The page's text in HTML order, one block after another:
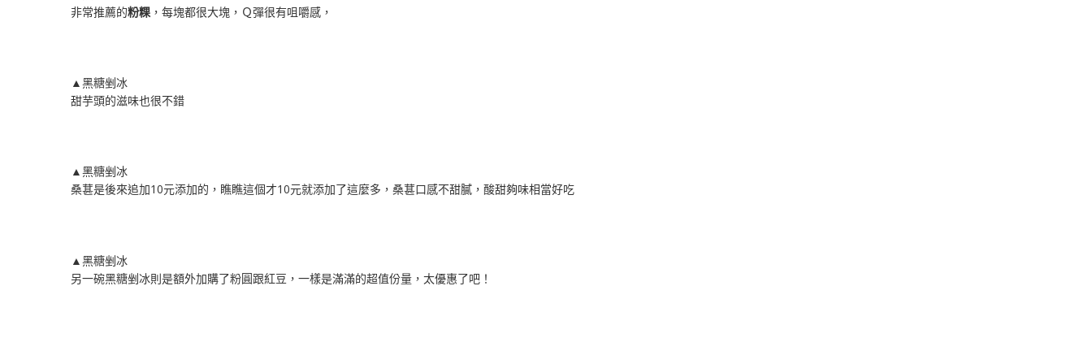
非常推薦的粉粿 ，每塊都很大塊，Ｑ彈很有咀嚼感，
▲黑糖剉冰
甜芋頭的滋味也很不錯
▲黑糖剉冰
桑葚是後來追加10元添加的，瞧瞧這個才10元就添加了這麼多，桑葚口感不甜膩，酸甜夠味相當好吃
▲黑糖剉冰
另一碗黑糖剉冰則是額外加購了粉圓跟紅豆，一樣是滿滿的超值份量，太優惠了吧！